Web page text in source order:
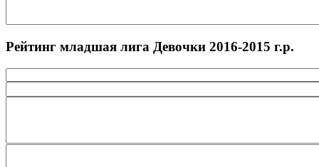
Рейтинг младшая лига Девочки 2016-2015 г.р.